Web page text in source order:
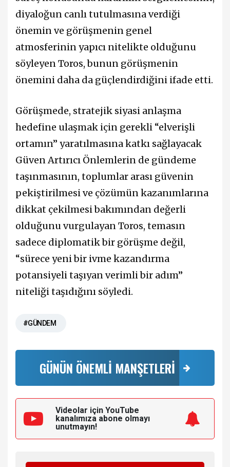
diyaloğun canlı tutulmasına verdiği
önemin ve görüşmenin genel
atmosferinin yapıcı nitelikte olduğunu
söyleyen Toros, bunun görüşmenin
önemini daha da güçlendirdiğini ifade etti.
Görüşmede, stratejik siyasi anlaşma
hedefine ulaşmak için gerekli “elverişli
ortamın” yaratılmasına katkı sağlayacak
Güven Artırıcı Önlemlerin de gündeme
taşınmasının, toplumlar arası güvenin
pekiştirilmesi ve çözümün kazanımlarına
dikkat çekilmesi bakımından değerli
olduğunu vurgulayan Toros, temasın
sadece diplomatik bir görüşme değil,
“sürece yeni bir ivme kazandırma
potansiyeli taşıyan verimli bir adım”
niteliği taşıdığını söyledi.
#GÜNDEM
GÜNÜN ÖNEMLİ MANŞETLERİ
Videolar için YouTube
kanalımıza abone olmayı
unutmayın!